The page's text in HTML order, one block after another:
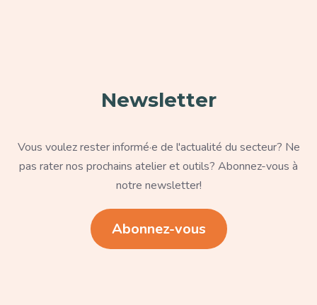
Newsletter
Vous voulez rester informé·e de l'actualité du secteur? Ne
pas rater nos prochains atelier et outils? Abonnez-vous à
notre newsletter!
Abonnez-vous